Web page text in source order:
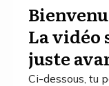
La vidéo
juste
Ci-dessous, tu